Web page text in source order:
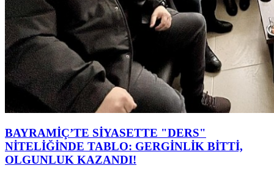
BAYRAMİÇ’TE SİYASETTE "DERS"
NİTELİĞİNDE TABLO: GERGİNLİK BİTTİ,
OLGUNLUK KAZANDI!